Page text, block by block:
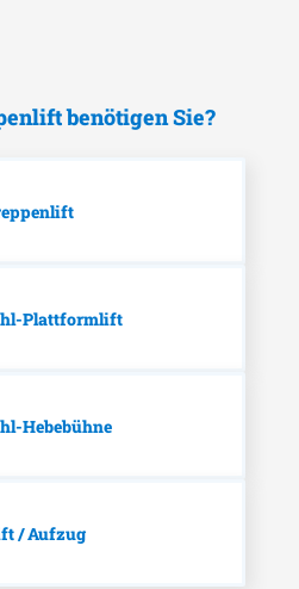
benötigen Sie?
Plattformlift
Hebebühne
/ Aufzug